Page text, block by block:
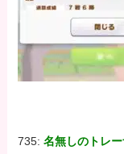
735:名無しのトレ